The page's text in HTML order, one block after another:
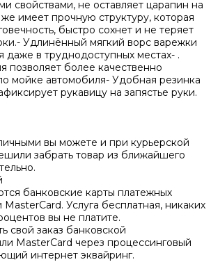
свойствами, не оставляет царапин на
имеет прочную структуру, которая
быстро сохнет и не теряет
Удлинённый мягкий ворс варежки
даже в труднодоступных местах- .
позволяет более качественно
мойке автомобиля- Удобная резинка
рукавицу на запястье руки.
вы можете и при курьерской
забрать товар из ближайшего
банковские карты платежных
Услуга бесплатная, никаких
вы не платите.
свой заказ банковской
MasterCard через процессинговый
интернет эквайринг.